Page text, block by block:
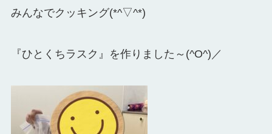
みんなでクッキング(*^▽^*)
『ひとくちラスク』を作りました～(^O^)／